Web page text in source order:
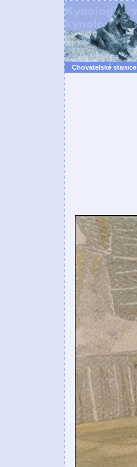
Chovatelské stanice